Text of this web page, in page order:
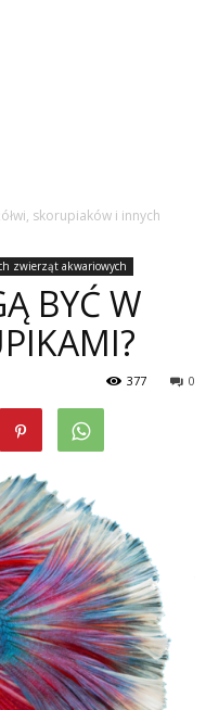
skorupiaków i innych
zwierząt akwariowych
BYĆ W
0
377